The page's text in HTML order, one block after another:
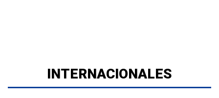
INTERNACIONALES